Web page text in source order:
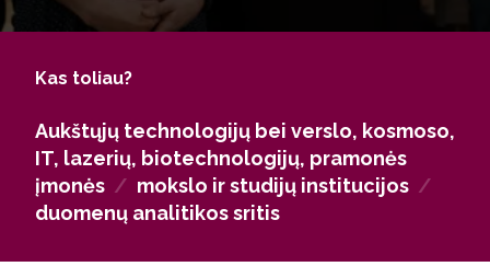
informacijos tvarkymo bei kompiuterinio
modeliavimo gebėjimai. Galėsite tęsti studijas
Kas toliau?
Aukštųjų technologijų bei verslo, kosmoso,
IT, lazerių, biotechnologijų, pramonės
įmonės / mokslo ir studijų institucijos /
duomenų analitikos sritis